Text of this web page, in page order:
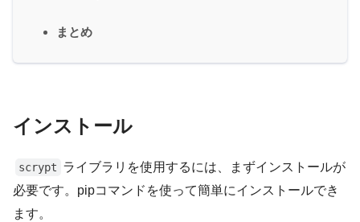
まとめ
インストール
scrypt ライブラリを使用するには、まずインストールが
必要です。pipコマンドを使って簡単にインストールでき
ます。